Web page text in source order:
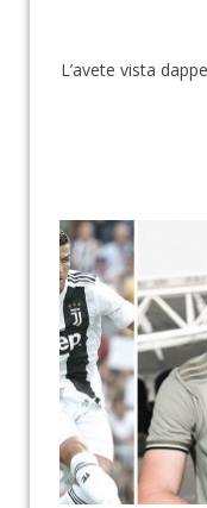
L’avete vista